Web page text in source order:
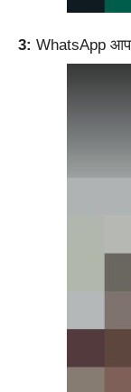
3: WhatsApp